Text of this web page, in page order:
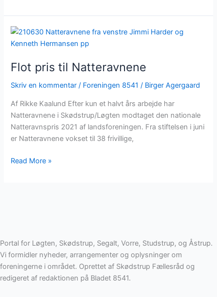
Flot pris til Natteravnene
Skriv en kommentar / Foreningen 8541 / Birger Agergaard
Af Rikke Kaalund Efter kun et halvt års arbejde har
Natteravnene i Skødstrup/Løgten modtaget den nationale
Natteravnspris 2021 af landsforeningen. Fra stiftelsen i juni
er Natteravnene vokset til 38 frivillige,
Flot
pris
Natteravnene
Read More »
Portal for Løgten, Skødstrup, Segalt, Vorre, Studstrup, og Åstrup.
Vi formidler nyheder, arrangementer og oplysninger om
foreningerne i området. Oprettet af Skødstrup Fællesråd og
redigeret af redaktionen på Bladet 8541.